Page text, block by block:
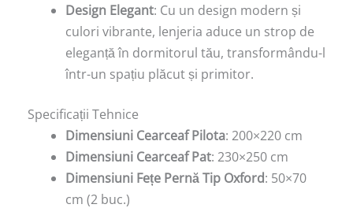
Design Elegant: Cu un design modern și
culori vibrante, lenjeria aduce un strop de
eleganță în dormitorul tău, transformându-l
într-un spațiu plăcut și primitor.
Specificații Tehnice
Dimensiuni Cearceaf Pilota: 200×220 cm
Dimensiuni Cearceaf Pat: 230×250 cm
Dimensiuni Fețe Pernă Tip Oxford: 50×70
cm (2 buc.)